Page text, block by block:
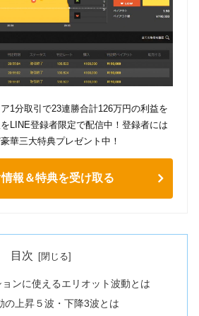
1分取引で23連勝合計126万円の利益を
LINE登録者限定で配信中！登録者には
華三大特典プレゼント中！
報＆特典を受け取る
目次
ンに使えるエリオット波動とは
の上昇５波・下降3波とは